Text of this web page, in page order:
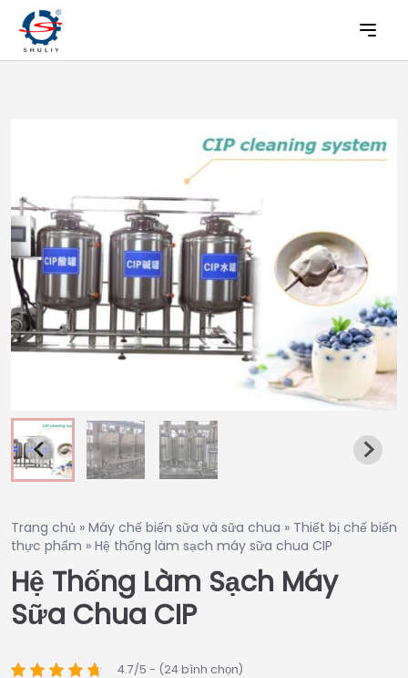
Trang chủ » Máy chế biến sữa và sữa chua » Thiết bị chế biến
thực phẩm » Hệ thống làm sạch máy sữa chua CIP
Hệ Thống Làm Sạch Máy
Sữa Chua CIP
4.7/5 - (24 bình chọn)